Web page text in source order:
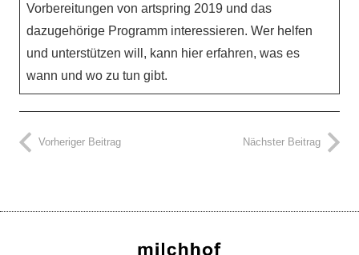
Vorbereitungen von artspring 2019 und das
dazugehörige Programm interessieren. Wer helfen
und unterstützen will, kann hier erfahren, was es
wann und wo zu tun gibt.
Vorheriger Beitrag Nächster Beitrag